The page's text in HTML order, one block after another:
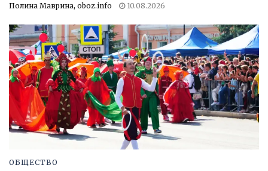
Полина Маврина, oboz.info 10.08.2026
ОБЩЕСТВО